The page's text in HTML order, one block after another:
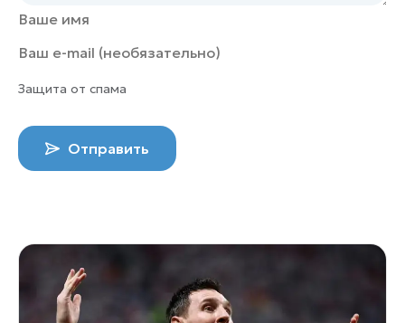
Защита от спама
Отправить